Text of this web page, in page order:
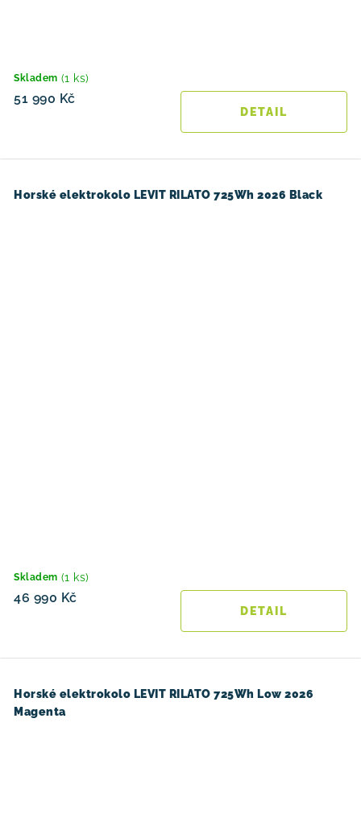
Skladem (1 ks)
51 990 Kč
Horské elektrokolo LEVIT RILATO 725Wh 2026 Black
Skladem (1 ks)
46 990 Kč
Horské elektrokolo LEVIT RILATO 725Wh Low 2026
Magenta